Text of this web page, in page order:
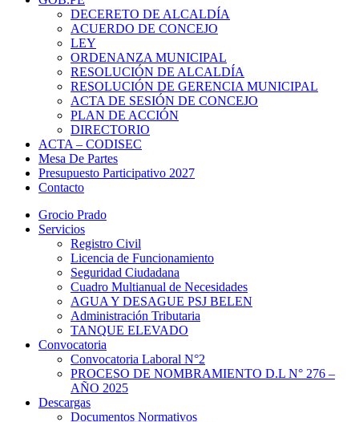
DECERETO DE ALCALDÍA
ACUERDO DE CONCEJO
LEY
ORDENANZA MUNICIPAL
RESOLUCIÓN DE ALCALDÍA
RESOLUCIÓN DE GERENCIA MUNICIPAL
ACTA DE SESIÓN DE CONCEJO
PLAN DE ACCIÓN
DIRECTORIO
ACTA – CODISEC
Mesa De Partes
Presupuesto Participativo 2027
Contacto
Grocio Prado
Servicios
Registro Civil
Licencia de Funcionamiento
Seguridad Ciudadana
Cuadro Multianual de Necesidades
AGUA Y DESAGUE PSJ BELEN
Administración Tributaria
TANQUE ELEVADO
Convocatoria
Convocatoria Laboral N°2
PROCESO DE NOMBRAMIENTO D.L N° 276 –
AÑO 2025
Descargas
Documentos Normativos